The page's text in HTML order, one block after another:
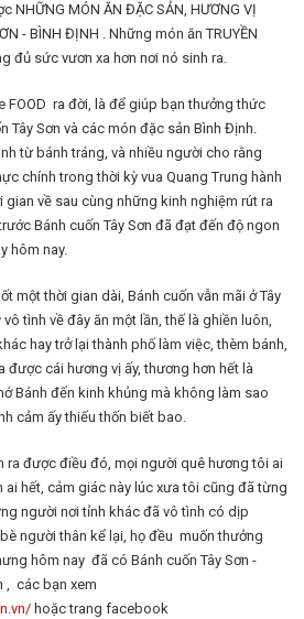
MÓN ĂN ĐẶC SẢN, HƯƠNG VỊ
- BÌNH ĐỊNH . Những món ăn TRUYỀN
đủ sức vươn xa hơn nơi nó sinh ra.
FOOD ra đời, là để giúp bạn thưởng thức
Tây Sơn và các món đặc sản Bình Định.
từ bánh tráng, và nhiều người cho rằng
chính trong thời kỳ vua Quang Trung hành
gian về sau cùng những kinh nghiệm rút ra
Bánh cuốn Tây Sơn đã đạt đến độ ngon
hôm nay.
một thời gian dài, Bánh cuốn vẫn mãi ở Tây
tình về đây ăn một lần, thế là ghiền luôn,
hay trở lại thành phố làm việc, thèm bánh,
cái hương vị ấy, thương hơn hết là
Bánh đến kinh khủng mà không làm sao
cảm ấy thiếu thốn biết bao.
ra được điều đó, mọi người quê hương tôi ai
ai hết, cảm giác này lúc xưa tôi cũng đã từng
người nơi tỉnh khác đã vô tình có dịp
người thân kể lại, họ đều muốn thưởng
hôm nay đã có Bánh cuốn Tây Sơn -
, các bạn xem
hoặc trang facebook